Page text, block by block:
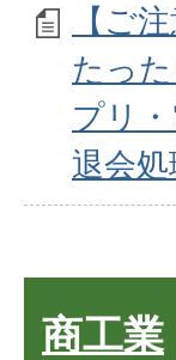
【ご
たっ
プリ
退会処
商工業